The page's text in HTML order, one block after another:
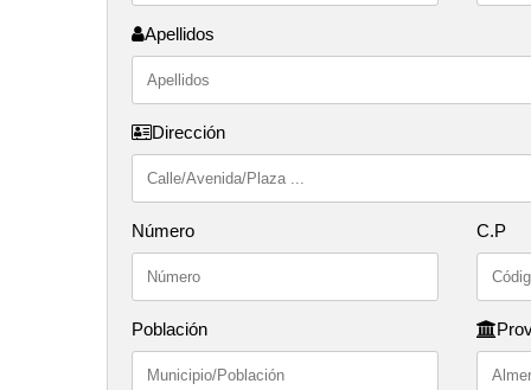
Apellidos
Dirección
Número C.P
Población